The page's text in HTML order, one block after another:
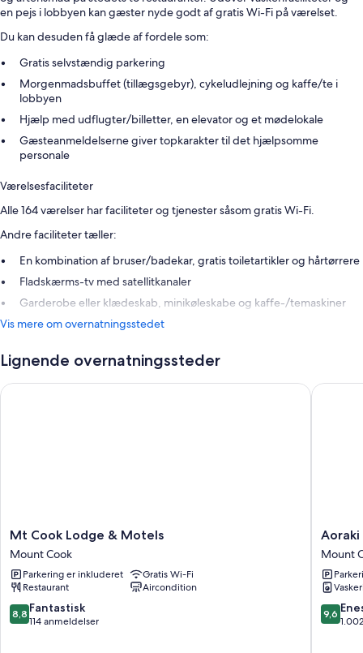
en pejs i lobbyen kan gæster nyde godt af gratis Wi-Fi på værelset.
Du kan desuden få glæde af fordele som:
Gratis selvstændig parkering
Morgenmadsbuffet (tillægsgebyr), cykeludlejning og kaffe/te i
lobbyen
Hjælp med udflugter/billetter, en elevator og et mødelokale
Gæsteanmeldelserne giver topkarakter til det hjælpsomme
personale
Værelsesfaciliteter
Alle 164 værelser har faciliteter og tjenester såsom gratis Wi-Fi.
Andre faciliteter tæller:
En kombination af bruser/badekar, gratis toiletartikler og hårtørrere
Fladskærms-tv med satellitkanaler
Garderobe eller klædeskab, minikøleskabe og kaffe-/temaskiner
Vis mere om overnatningsstedet
Lignende overnatningssteder
Mt
Cook
Lodge
&
Motels
Mount
Cook
Mt Cook Lodge & Motels
Mount Cook
Parkering er inkluderet
Gratis Wi-Fi
Restaurant
Aircondition
8.8
ud
8,8 Fantastisk
114 anmeldelser
Mt Cook Lodge & Motels
Aoraki
Court
Motel
Mount
Cook
Mount
9.6
ud
9,6
Aoraki